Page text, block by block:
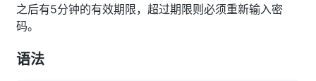
之后有5分钟的有效期限，超过期限则必须重新输入密
码。
语法